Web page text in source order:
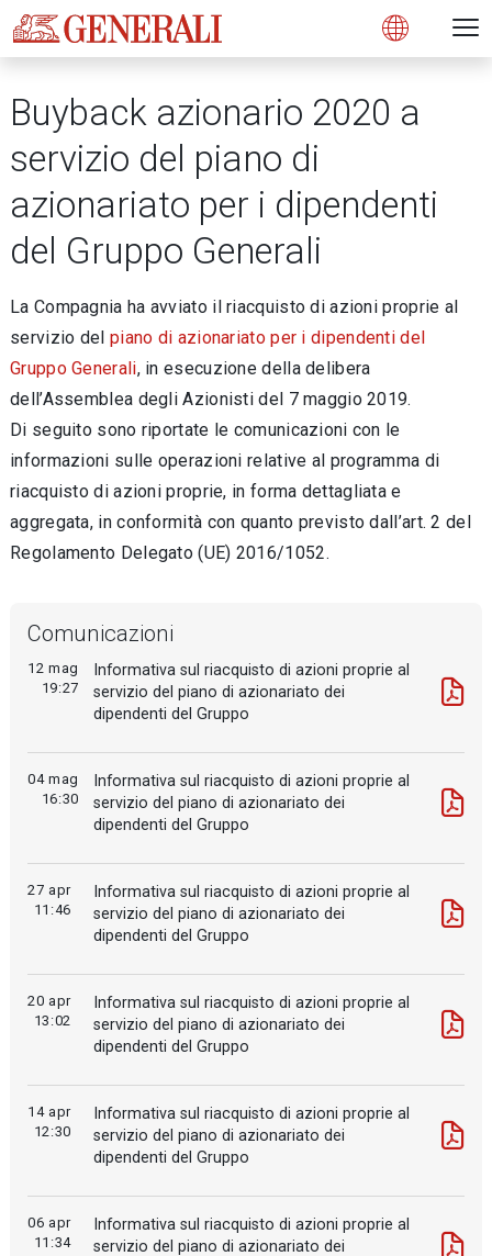
Open
Buyback azionario 2020 a
servizio del piano di
azionariato per i dipendenti
del Gruppo Generali
La Compagnia ha avviato il riacquisto di azioni proprie al
servizio del piano di azionariato per i dipendenti del
Gruppo Generali, in esecuzione della delibera
dell’Assemblea degli Azionisti del 7 maggio 2019.
Di seguito sono riportate le comunicazioni con le
informazioni sulle operazioni relative al programma di
riacquisto di azioni proprie, in forma dettagliata e
aggregata, in conformità con quanto previsto dall’art. 2 del
Regolamento Delegato (UE) 2016/1052.
Comunicazioni
12 mag
19:27
Informativa sul riacquisto di azioni proprie al
servizio del piano di azionariato dei
dipendenti del Gruppo
04 mag
16:30
Informativa sul riacquisto di azioni proprie al
servizio del piano di azionariato dei
dipendenti del Gruppo
27 apr
11:46
Informativa sul riacquisto di azioni proprie al
servizio del piano di azionariato dei
dipendenti del Gruppo
20 apr
13:02
Informativa sul riacquisto di azioni proprie al
servizio del piano di azionariato dei
dipendenti del Gruppo
14 apr
12:30
Informativa sul riacquisto di azioni proprie al
servizio del piano di azionariato dei
dipendenti del Gruppo
06 apr
11:34
Informativa sul riacquisto di azioni proprie al
servizio del piano di azionariato dei